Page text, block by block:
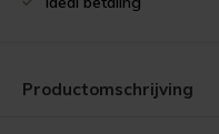
Productomschrijving